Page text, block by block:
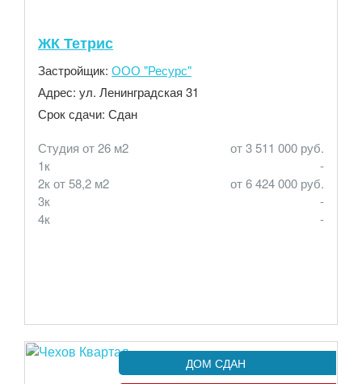
ЖК Тетрис
Застройщик: ООО "Ресурс"
Адрес: ул. Ленинградская 31
Срок сдачи: Сдан
Студия от 26 м2
от 3 511 000 руб.
1к
-
2к от 58,2 м2
от 6 424 000 руб.
3к
-
4к
-
ДОМ СДАН